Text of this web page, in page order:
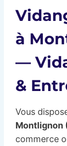
à
—
&
Vous
Montlignon
commerce